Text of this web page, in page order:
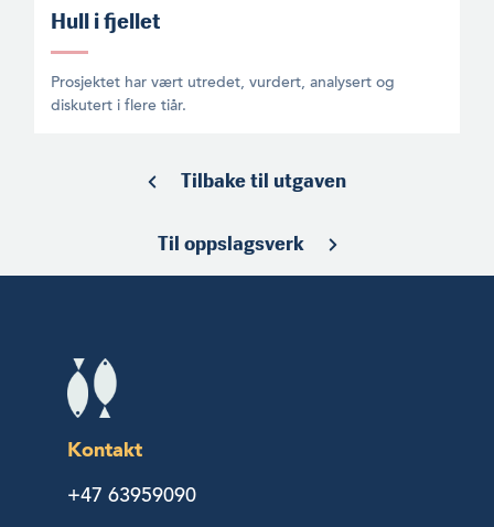
Hull i fjellet
Prosjektet har vært utredet, vurdert, analysert og
diskutert i flere tiår.
Tilbake til utgaven
Til oppslagsverk
Kontakt
+47 63959090